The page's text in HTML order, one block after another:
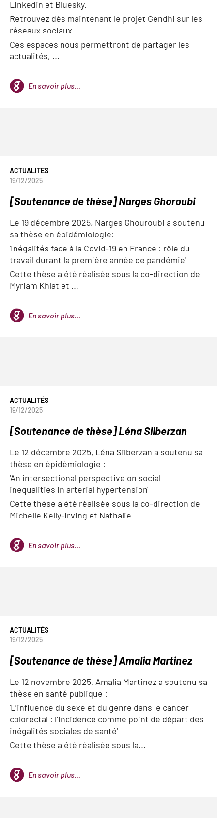
Linkedin et Bluesky.
Retrouvez dès maintenant le projet Gendhi sur les
réseaux sociaux.
Ces espaces nous permettront de partager les
actualités, ...
En savoir plus...
ACTUALITÉS
19/12/2025
[Soutenance de thèse] Narges Ghoroubi
Le 19 décembre 2025, Narges Ghouroubi a soutenu
sa thèse en épidémiologie:
'Inégalités face à la Covid-19 en France : rôle du
travail durant la première année de pandémie'
Cette thèse a été réalisée sous la co-direction de
Myriam Khlat et ...
En savoir plus...
ACTUALITÉS
19/12/2025
[Soutenance de thèse] Léna Silberzan
Le 12 décembre 2025, Léna Silberzan a soutenu sa
thèse en épidémiologie :
'An intersectional perspective on social
inequalities in arterial hypertension'
Cette thèse a été réalisée sous la co-direction de
Michelle Kelly-Irving et Nathalie ...
En savoir plus...
ACTUALITÉS
19/12/2025
[Soutenance de thèse] Amalia Martinez
Le 12 novembre 2025, Amalia Martinez a soutenu sa
thèse en santé publique :
'L’influence du sexe et du genre dans le cancer
colorectal : l’incidence comme point de départ des
inégalités sociales de santé'
Cette thèse a été réalisée sous la...
En savoir plus...